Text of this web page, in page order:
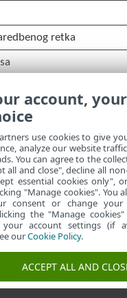
ESET-ova baza
account,
use cookies to give
analyze our website
You can agree to the
all and close", decline all
essential cookies only",
"Manage cookies". You
consent or change your
the "Manage
account settings (if
ourCookie Policy.
ACCEPT ALL AND